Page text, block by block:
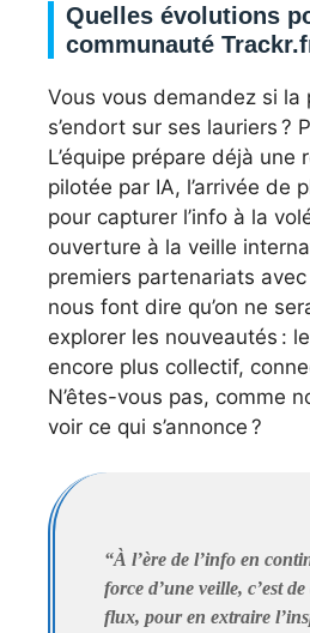
Quelles évolutions
communauté
Vous vous demandez si la
s’endort sur ses lauriers ?
L’équipe prépare déjà une
pilotée par IA, l’arrivée de
pour capturer l’info à la
ouverture à la veille
premiers partenariats
nous font dire qu’on ne
explorer les nouveautés :
encore plus collectif,
N’êtes-vous pas, comme
voir ce qui s’annonce ?
“À l’ère de l’info en
force d’une veille, c’est
flux, pour en extraire